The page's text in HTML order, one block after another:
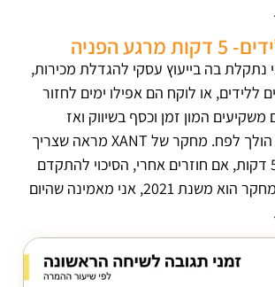
הפניה
נתקלת בה בייעוץ עסקי להגדלת מכירות,
ללידים, או לוקח הם אפילו ימים לחזור
המון זמן וכסף בשיווק ואז
כשמגיע ליד, הוא הולך לפח. מחקר של XANT מראה שצריך
לחזור לליד תוך 5 דקות, אם חוזרים אחרי, הסיכוי להתקדם
איתו יורד פי 8. המחקר הוא משנת 2021, אני מאמינה שהיום